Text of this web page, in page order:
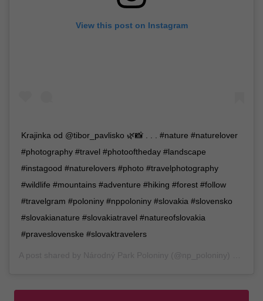
View this post on Instagram
Krajinka od @tibor_pavlisko 🌿📸 . . . #nature #naturelover
#photography #travel #photooftheday #landscape
#instagood #naturelovers #photo #travelphotography
#wildlife #mountains #adventure #hiking #forest #follow
#travelgram #poloniny #nppoloniny #slovakia #slovensko
#slovakianature #slovakiatravel #natureofslovakia
#praveslovenske #slovaktravelers